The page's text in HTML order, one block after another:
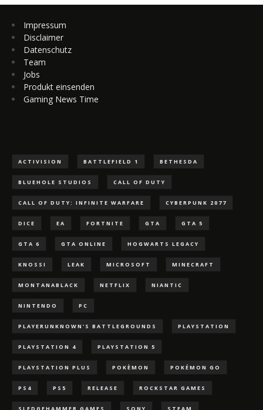
Impressum
Disclaimer
Datenschutz
Team
Jobs
Produkt einsenden
Gaming News Time
ACTIVISION BATTLEFIELD 1 BETHESDA
BLUEHOLE STUDIOS CALL OF DUTY
CALL OF DUTY: INFINITE WARFARE CYBERPUNK 2077
DICE EA FORTNITE GTA GTA 5
GTA 6 GTA ONLINE HOGWARTS LEGACY
KNOSSI LEAK MICROSOFT MINECRAFT
MONTANABLACK NETFLIX NIANTIC
NINTENDO PC
PLAYERUNKNOWN'S BATTLEGROUNDS PLAYSTATION
PLAYSTATION 4 PLAYSTATION 5
PLAYSTATION PLUS POKÈMON POKÉMON GO
PS4 PS5 RELEASE ROCKSTAR GAMES
SLEDGEHAMMER GAMES SONY STEAM